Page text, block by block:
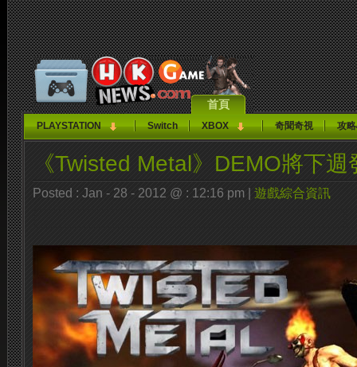
首頁
PLAYSTATION Switch XBOX 奇聞奇視 攻
《Twisted Metal》DEMO將下週
Posted : Jan - 28 - 2012 @ : 12:16 pm | 遊戲綜合資訊